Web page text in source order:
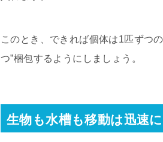
このとき、できれば個体は1匹ずつ
つ”梱包するようにしましょう。
生物も水槽も移動は迅速に